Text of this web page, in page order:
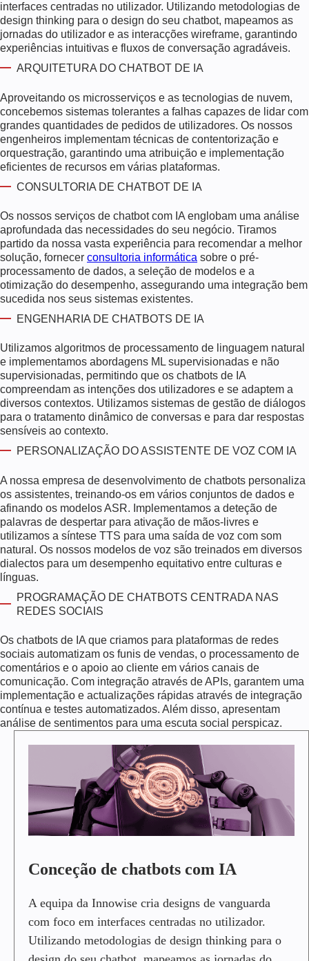
interfaces centradas no utilizador. Utilizando metodologias de
design thinking para o design do seu chatbot, mapeamos as
jornadas do utilizador e as interacções wireframe, garantindo
experiências intuitivas e fluxos de conversação agradáveis.
ARQUITETURA DO CHATBOT DE IA
Aproveitando os microsserviços e as tecnologias de nuvem,
concebemos sistemas tolerantes a falhas capazes de lidar com
grandes quantidades de pedidos de utilizadores. Os nossos
engenheiros implementam técnicas de contentorização e
orquestração, garantindo uma atribuição e implementação
eficientes de recursos em várias plataformas.
CONSULTORIA DE CHATBOT DE IA
Os nossos serviços de chatbot com IA englobam uma análise
aprofundada das necessidades do seu negócio. Tiramos
partido da nossa vasta experiência para recomendar a melhor
solução, fornecer consultoria informática sobre o pré-
processamento de dados, a seleção de modelos e a
otimização do desempenho, assegurando uma integração bem
sucedida nos seus sistemas existentes.
ENGENHARIA DE CHATBOTS DE IA
Utilizamos algoritmos de processamento de linguagem natural
e implementamos abordagens ML supervisionadas e não
supervisionadas, permitindo que os chatbots de IA
compreendam as intenções dos utilizadores e se adaptem a
diversos contextos. Utilizamos sistemas de gestão de diálogos
para o tratamento dinâmico de conversas e para dar respostas
sensíveis ao contexto.
PERSONALIZAÇÃO DO ASSISTENTE DE VOZ COM IA
A nossa empresa de desenvolvimento de chatbots personaliza
os assistentes, treinando-os em vários conjuntos de dados e
afinando os modelos ASR. Implementamos a deteção de
palavras de despertar para ativação de mãos-livres e
utilizamos a síntese TTS para uma saída de voz com som
natural. Os nossos modelos de voz são treinados em diversos
dialectos para um desempenho equitativo entre culturas e
línguas.
PROGRAMAÇÃO DE CHATBOTS CENTRADA NAS
REDES SOCIAIS
Os chatbots de IA que criamos para plataformas de redes
sociais automatizam os funis de vendas, o processamento de
comentários e o apoio ao cliente em vários canais de
comunicação. Com integração através de APIs, garantem uma
implementação e actualizações rápidas através de integração
contínua e testes automatizados. Além disso, apresentam
análise de sentimentos para uma escuta social perspicaz.
Conceção de chatbots com IA
A equipa da Innowise cria designs de vanguarda
com foco em interfaces centradas no utilizador.
Utilizando metodologias de design thinking para o